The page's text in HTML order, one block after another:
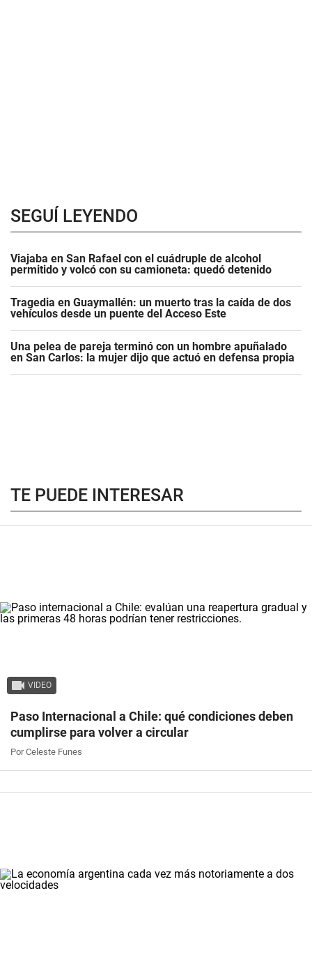
SEGUÍ LEYENDO
Viajaba en San Rafael con el cuádruple de alcohol
permitido y volcó con su camioneta: quedó detenido
Tragedia en Guaymallén: un muerto tras la caída de dos
vehículos desde un puente del Acceso Este
Una pelea de pareja terminó con un hombre apuñalado
en San Carlos: la mujer dijo que actuó en defensa propia
TE PUEDE INTERESAR
VIDEO
Paso Internacional a Chile: qué condiciones deben
cumplirse para volver a circular
Por Celeste Funes